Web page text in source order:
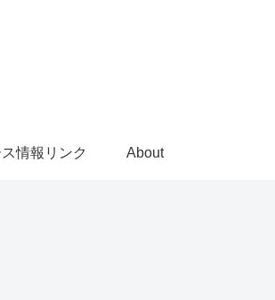
情報リンク About